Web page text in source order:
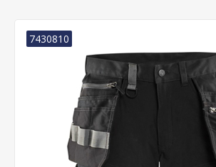
7430810